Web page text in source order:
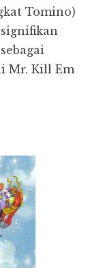
Tomino)
Mr. Kill Em